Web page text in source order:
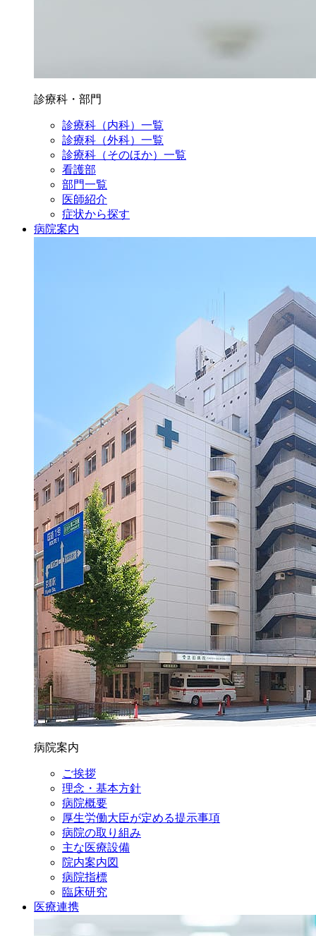
診療科・部門
診療科（内科）一覧
診療科（外科）一覧
診療科（そのほか）一覧
看護部
部門一覧
医師紹介
症状から探す
病院案内
病院案内
ご挨拶
理念・基本方針
病院概要
厚生労働大臣が定める提示事項
病院の取り組み
主な医療設備
院内案内図
病院指標
臨床研究
医療連携